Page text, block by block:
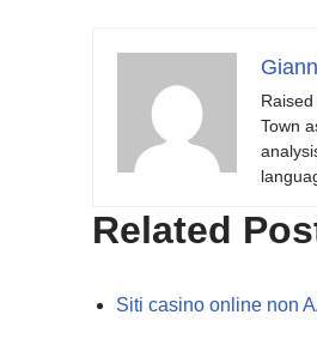
Town
Related
Siti casino online non